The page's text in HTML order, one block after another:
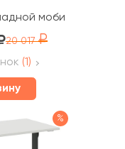
Мобайл
мобильный
20 017
(1)
%